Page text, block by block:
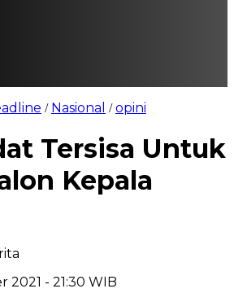
/ Nasional /opini
Tersisa Untuk
Kepala
2021 - 21:30 WIB